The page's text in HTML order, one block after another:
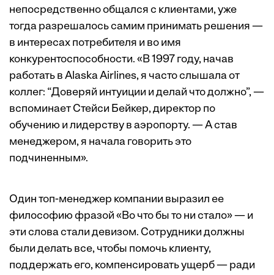
непосредственно общался с клиентами, уже
тогда разрешалось самим принимать решения —
в интересах потребителя и во имя
конкурентоспособности. «В 1997 году, начав
работать в Alaska Airlines, я часто слышала от
коллег: “Доверяй интуиции и делай что должно”, —
вспоминает Стейси Бейкер, директор по
обучению и лидерству в аэропорту. — А став
менеджером, я начала говорить это
подчиненным».
Один топ-менеджер компании выразил ее
философию фразой «Во что бы то ни стало» — и
эти слова стали девизом. Сотрудники должны
были делать все, чтобы помочь клиенту,
поддержать его, компенсировать ущерб — ради